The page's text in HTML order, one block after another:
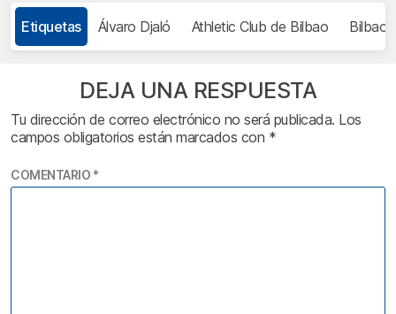
Etiquetas Álvaro Djaló Athletic Club de Bilbao Bilbao
DEJA UNA RESPUESTA
Tu dirección de correo electrónico no será publicada. Los
campos obligatorios están marcados con *
COMENTARIO *